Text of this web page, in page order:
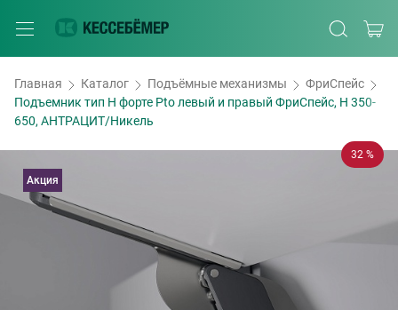
Главная Каталог Подъёмные механизмы
ФриСпейс
Подъемник тип H форте Pto левый и правый ФриСпейс, H 350-
650, АНТРАЦИТ/Никель
32 %
Акция